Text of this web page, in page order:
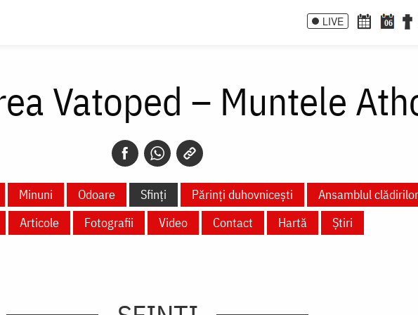
LIVE 06
Vatoped – Muntele
Minuni Odoare Sfinți Părinți duhovnicești Ansamblul clădirilor
Articole Fotografii Video Contact Hartă Știri